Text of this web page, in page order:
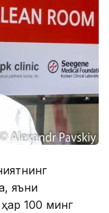
яъни
100 минг